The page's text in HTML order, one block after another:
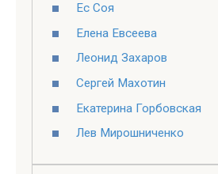
Ес Соя
Елена Евсеева
Леонид Захаров
Сергей Махотин
Екатерина Горбовская
Лев Мирошниченко